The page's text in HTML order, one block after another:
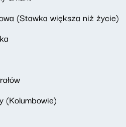
(Stawka większa niż życie)
(Kolumbowie)